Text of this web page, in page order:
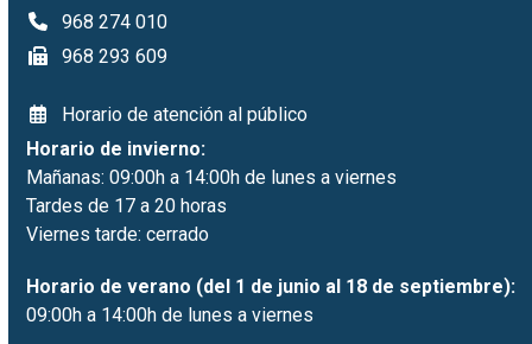
968 274 010
968 293 609
Horario de atención al público
Horario de invierno:
Mañanas: 09:00h a 14:00h de lunes a viernes
Tardes de 17 a 20 horas
Viernes tarde: cerrado
Horario de verano (del 1 de junio al 18 de septiembre):
09:00h a 14:00h de lunes a viernes